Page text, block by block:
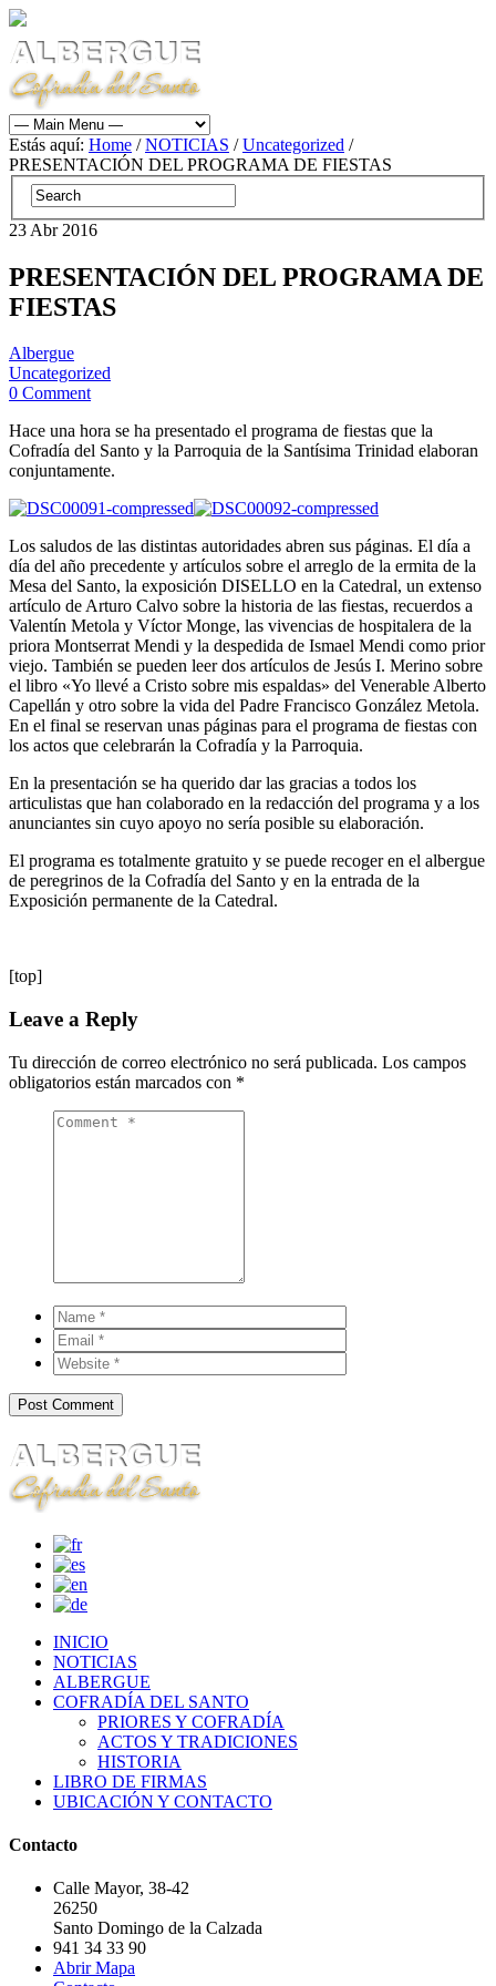
Estás aquí: Home /NOTICIAS /Uncategorized /
PRESENTACIÓN DEL PROGRAMA DE FIESTAS
23 Abr 2016
PRESENTACIÓN DEL PROGRAMA DE
FIESTAS
Albergue
Uncategorized
0 Comment
Hace una hora se ha presentado el programa de fiestas que la
Cofradía del Santo y la Parroquia de la Santísima Trinidad elaboran
conjuntamente.
Los saludos de las distintas autoridades abren sus páginas. El día a
día del año precedente y artículos sobre el arreglo de la ermita de la
Mesa del Santo, la exposición DISELLO en la Catedral, un extenso
artículo de Arturo Calvo sobre la historia de las fiestas, recuerdos a
Valentín Metola y Víctor Monge, las vivencias de hospitalera de la
priora Montserrat Mendi y la despedida de Ismael Mendi como prior
viejo. También se pueden leer dos artículos de Jesús I. Merino sobre
el libro «Yo llevé a Cristo sobre mis espaldas» del Venerable Alberto
Capellán y otro sobre la vida del Padre Francisco González Metola.
En el final se reservan unas páginas para el programa de fiestas con
los actos que celebrarán la Cofradía y la Parroquia.
En la presentación se ha querido dar las gracias a todos los
articulistas que han colaborado en la redacción del programa y a los
anunciantes sin cuyo apoyo no sería posible su elaboración.
El programa es totalmente gratuito y se puede recoger en el albergue
de peregrinos de la Cofradía del Santo y en la entrada de la
Exposición permanente de la Catedral.
[top]
Leave a Reply
Tu dirección de correo electrónico no será publicada. Los campos
obligatorios están marcados con *
INICIO
NOTICIAS
ALBERGUE
COFRADÍA DEL SANTO
PRIORES Y COFRADÍA
ACTOS Y TRADICIONES
HISTORIA
LIBRO DE FIRMAS
UBICACIÓN Y CONTACTO
Contacto
Calle Mayor, 38-42
26250
Santo Domingo de la Calzada
941 34 33 90
Abrir Mapa